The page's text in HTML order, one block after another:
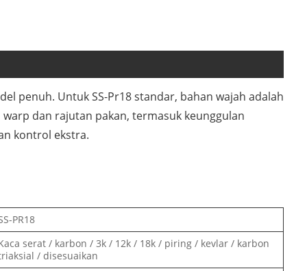
penuh. Untuk SS-Pr18 standar, bahan wajah adalah
dan rajutan pakan, termasuk keunggulan
kontrol ekstra.
PR18
serat / karbon / 3k / 12k / 18k / piring / kevlar / karbon
/ disesuaikan